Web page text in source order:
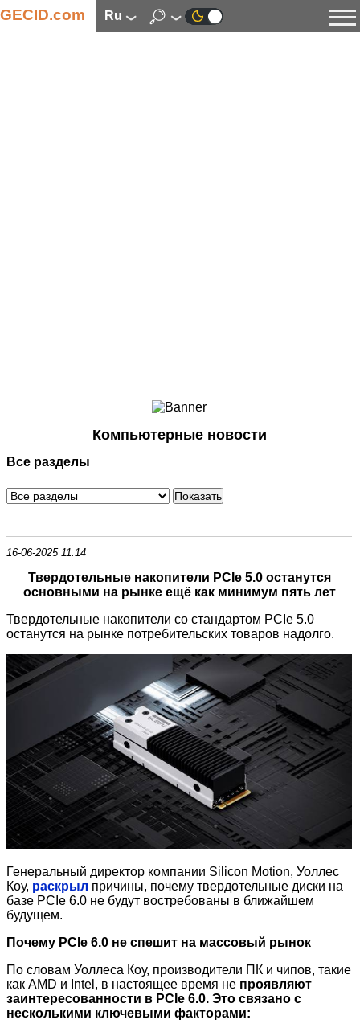
GECID.com ru
Смартфоны
Периферия
Программное обеспечение
Компьютерные новости
Все разделы
16-06-2025 11:14
Твердотельные накопители PCIe 5.0 останутся
основными на рынке ещё как минимум пять лет
Твердотельные накопители со стандартом PCIe 5.0
останутся на рынке потребительских товаров надолго.
Генеральный директор компании Silicon Motion, Уоллес
Коу, раскрыл причины, почему твердотельные диски на
базе PCIe 6.0 не будут востребованы в ближайшем
будущем.
Почему PCIe 6.0 не спешит на массовый рынок
По словам Уоллеса Коу, производители ПК и чипов, такие
как AMD и Intel, в настоящее время не проявляют
заинтересованности в PCIe 6.0. Это связано с
несколькими ключевыми факторами: